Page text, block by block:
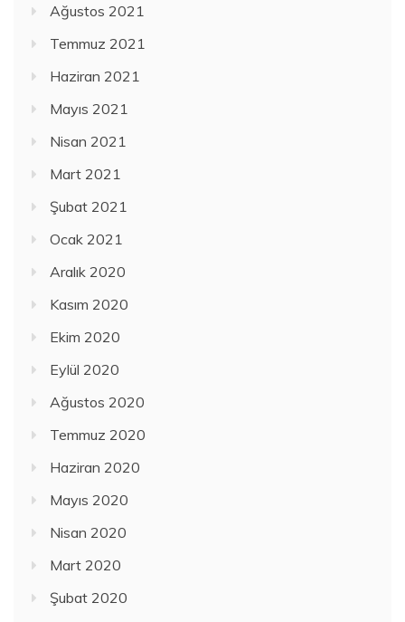
Ağustos 2021
Temmuz 2021
Haziran 2021
Mayıs 2021
Nisan 2021
Mart 2021
Şubat 2021
Ocak 2021
Aralık 2020
Kasım 2020
Ekim 2020
Eylül 2020
Ağustos 2020
Temmuz 2020
Haziran 2020
Mayıs 2020
Nisan 2020
Mart 2020
Şubat 2020